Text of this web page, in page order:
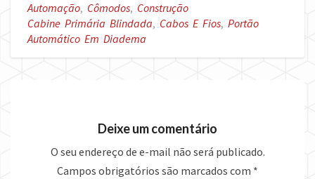
Automação, Cômodos, Construção
Cabine Primária Blindada, Cabos E Fios, Portão
Automático Em Diadema
Deixe um comentário
O seu endereço de e-mail não será publicado.
Campos obrigatórios são marcados com *